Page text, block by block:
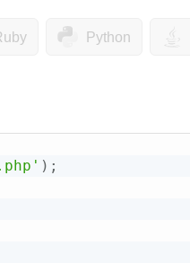
Python
) ;